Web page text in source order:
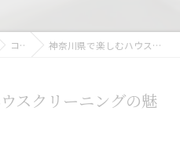
コラム 神奈川県で楽しむハウスクリーニングの魅力とコツ
スクリーニングの魅